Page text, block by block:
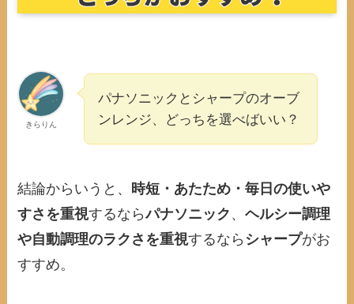
きらりん
パナソニックとシャープのオーブ
ンレンジ、どっちを選べばいい？
結論からいうと、
時短・あたため・毎日の使いや
すさを重視するならパナソニック 、ヘルシー調理
や自動調理のラクさを重視するなら シャープがお
すすめ。